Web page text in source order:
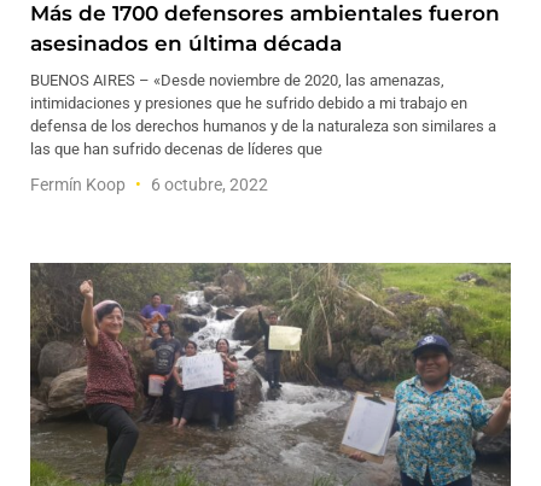
Más de 1700 defensores ambientales fueron
asesinados en última década
BUENOS AIRES – «Desde noviembre de 2020, las amenazas,
intimidaciones y presiones que he sufrido debido a mi trabajo en
defensa de los derechos humanos y de la naturaleza son similares a
las que han sufrido decenas de líderes que
Fermín Koop 6 octubre, 2022